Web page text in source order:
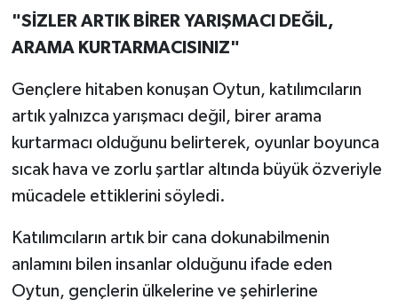
"SİZLER ARTIK BİRER YARIŞMACI DEĞİL,
ARAMA KURTARMACISINIZ"
Gençlere hitaben konuşan Oytun, katılımcıların
artık yalnızca yarışmacı değil, birer arama
kurtarmacı olduğunu belirterek, oyunlar boyunca
sıcak hava ve zorlu şartlar altında büyük özveriyle
mücadele ettiklerini söyledi.
Katılımcıların artık bir cana dokunabilmenin
anlamını bilen insanlar olduğunu ifade eden
Oytun, gençlerin ülkelerine ve şehirlerine